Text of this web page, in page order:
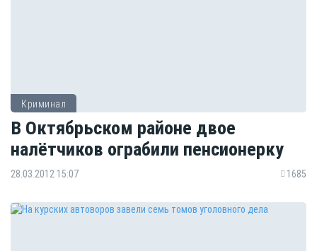
Криминал
В Октябрьском районе двое
налётчиков ограбили пенсионерку
28.03.2012 15:07 1685